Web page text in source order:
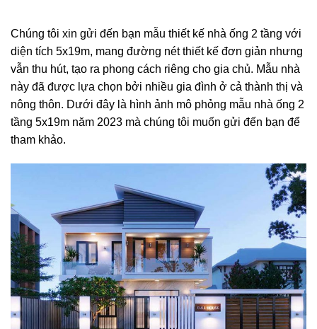
Chúng tôi xin gửi đến bạn mẫu thiết kế nhà ống 2 tầng với
diện tích 5x19m, mang đường nét thiết kế đơn giản nhưng
vẫn thu hút, tạo ra phong cách riêng cho gia chủ. Mẫu nhà
này đã được lựa chọn bởi nhiều gia đình ở cả thành thị và
nông thôn. Dưới đây là hình ảnh mô phỏng mẫu nhà ống 2
tầng 5x19m năm 2023 mà chúng tôi muốn gửi đến bạn để
tham khảo.